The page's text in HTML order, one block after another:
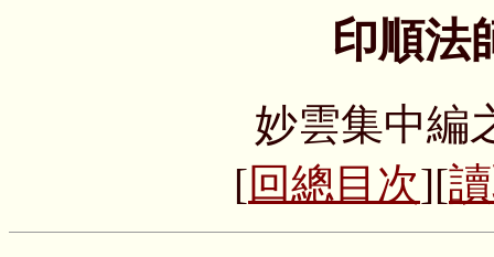
印順法
妙雲集中編
[回總目次][